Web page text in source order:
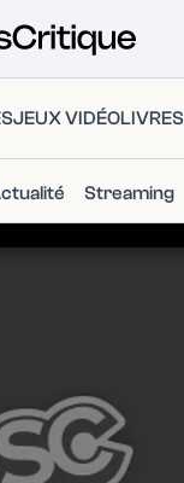
JEUX VIDÉOLIVRES
Streaming